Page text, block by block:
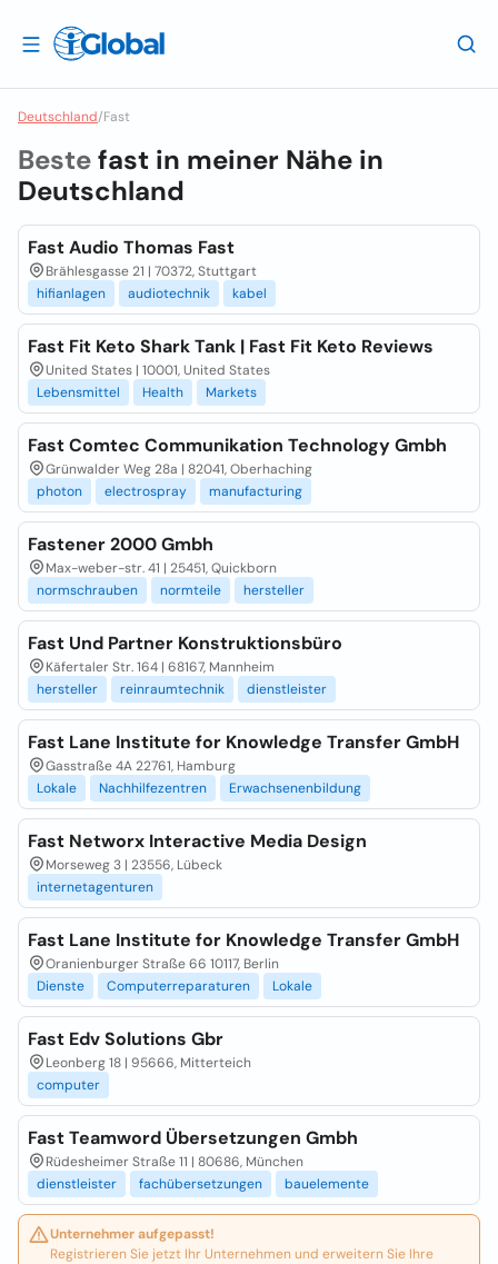
Deutschland/Fast
Bestefast in meiner Nähe in
Deutschland
Fast Audio Thomas Fast
Brählesgasse 21 | 70372, Stuttgart
hifianlagen
audiotechnik kabel
Fast Fit Keto Shark Tank | Fast Fit Keto Reviews
United States | 10001, United States
Lebensmittel
Health Markets
Fast Comtec Communikation Technology Gmbh
Grünwalder Weg 28a | 82041, Oberhaching
photon
electrospray manufacturing
Fastener 2000 Gmbh
Max-weber-str. 41 | 25451, Quickborn
normschrauben
normteile hersteller
Fast Und Partner Konstruktionsbüro
Käfertaler Str. 164 | 68167, Mannheim
hersteller
reinraumtechnik dienstleister
Fast Lane Institute for Knowledge Transfer GmbH
Gasstraße 4A 22761, Hamburg
Lokale
Nachhilfezentren Erwachsenenbildung
Fast Networx Interactive Media Design
Morseweg 3 | 23556, Lübeck
internetagenturen
Fast Lane Institute for Knowledge Transfer GmbH
Oranienburger Straße 66 10117, Berlin
Dienste
Computerreparaturen Lokale
Fast Edv Solutions Gbr
Leonberg 18 | 95666, Mitterteich
computer
Fast Teamword Übersetzungen Gmbh
Rüdesheimer Straße 11 | 80686, München
dienstleister
fachübersetzungen bauelemente
Unternehmer aufgepasst!
Registrieren Sie jetzt Ihr Unternehmen und erweitern Sie Ihre